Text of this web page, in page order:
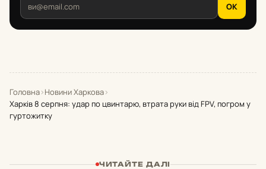
OK
Головна›Новини Харкова›
Харків 8 серпня: удар по цвинтарю, втрата руки від FPV, погром у
гуртожитку
ЧИТАЙТЕ ДАЛІ